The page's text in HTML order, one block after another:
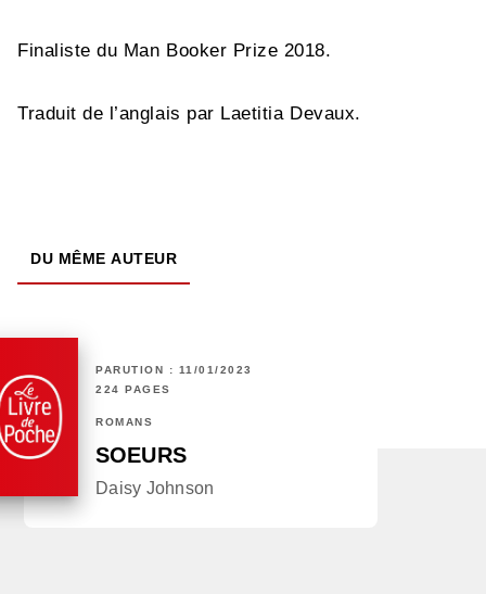
Finaliste du Man Booker Prize 2018.
Traduit de l’anglais par Laetitia Devaux.
DU MÊME AUTEUR
PARUTION : 11/01/2023
224 PAGES
ROMANS
SOEURS
Daisy Johnson